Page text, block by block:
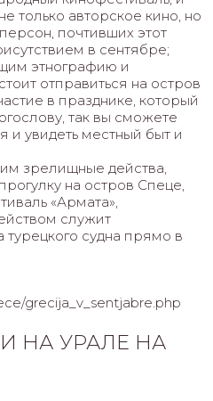
только авторское кино, но
почтивших этот
в сентябре;
этнографию и
отправиться на остров
в празднике, который
так вы сможете
и увидеть местный быт и
зрелищные действа,
на остров Спеце,
«Армата»,
служит
судна прямо в
grecija_v_sentjabre.php
НА УРАЛЕ НА